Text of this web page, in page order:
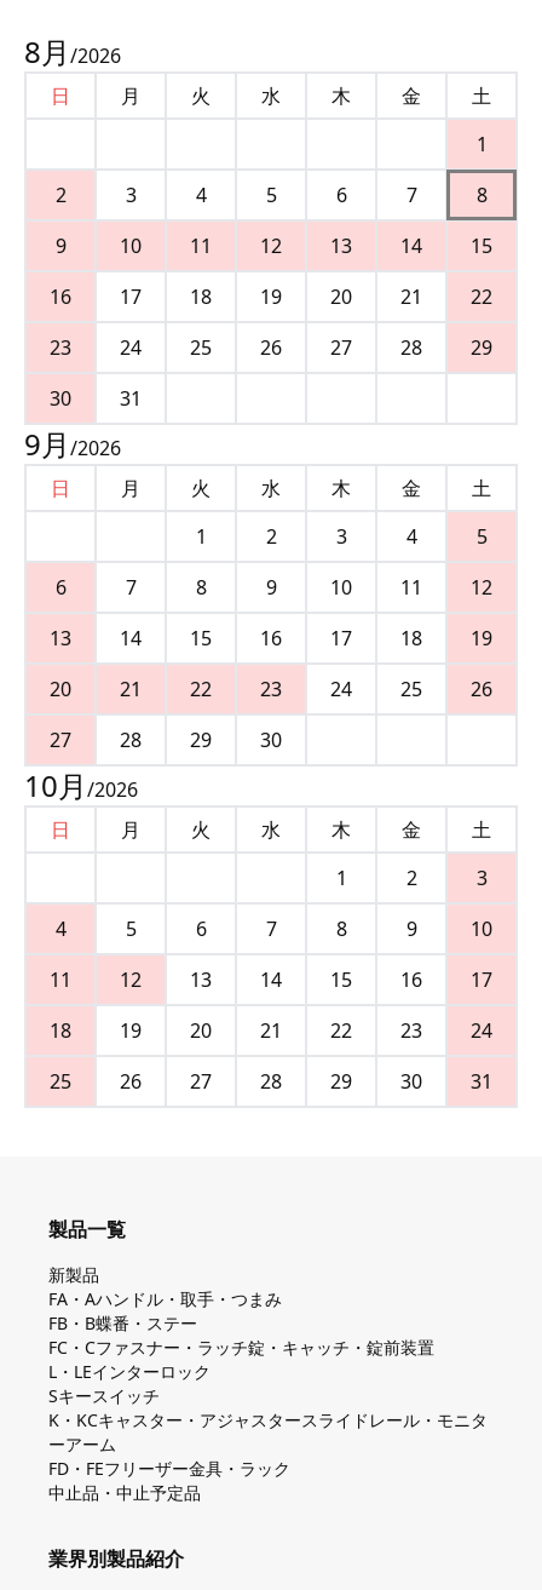
8月 /2026
日
月 火 水 木 金
土
1
2
3 4 5 6 7
8
9
10 11 12 13 14
15
16
17 18 19 20 21
22
23
24 25 26 27 28
29
30
31
9月 /2026
日
月 火 水 木 金
土
1
2 3 4
5
6
7 8 9 10 11
12
13
14 15 16 17 18
19
20
21 22 23 24 25
26
27
28 29 30
10月 /2026
日
月 火 水 木 金
土
1
2
3
4
5 6 7 8 9
10
11
12 13 14 15 16
17
18
19 20 21 22 23
24
25
26 27 28 29 30 31
製品一覧
新製品
FA・Aハンドル・取手・つまみ
FB・B蝶番・ステー
FC・Cファスナー・ラッチ錠・キャッチ・錠前装置
L・LEインターロック
Sキースイッチ
K・KCキャスター・アジャスタースライドレール・モニタ
ーアーム
FD・FEフリーザー金具・ラック
中止品・中止予定品
業界別製品紹介